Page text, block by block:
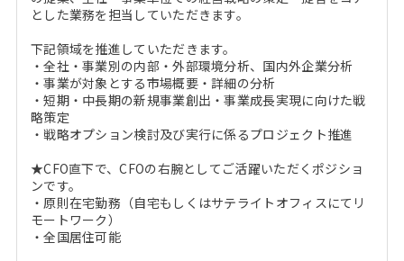
とした業務を担当していただきます。
下記領域を推進していただきます。
・全社・事業別の内部・外部環境分析、国内外企業分析
・事業が対象とする市場概要・詳細の分析
・短期・中長期の新規事業創出・事業成長実現に向けた戦
略策定
・戦略オプション検討及び実行に係るプロジェクト推進
★CFO直下で、CFOの右腕としてご活躍いただくポジショ
ンです。
・原則在宅勤務（自宅もしくはサテライトオフィスにてリ
モートワーク）
・全国居住可能